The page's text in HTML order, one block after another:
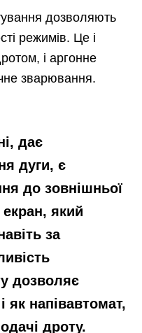
дозволяють
режимів. Це і
і аргонне
зварювання.
дає
дуги, є
до зовнішньої
який
за
дозволяє
як напівавтомат,
дроту.